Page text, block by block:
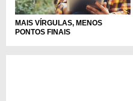
MAIS VÍRGULAS, MENOS
PONTOS FINAIS